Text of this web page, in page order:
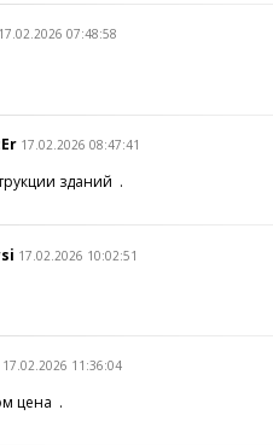
17.02.2026 07:48:58
17.02.2026 08:47:41
зданий .
17.02.2026 10:02:51
17.02.2026 11:36:04
цена .